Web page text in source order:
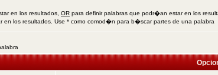
en los resultados, OR para definir palabras que podr�an estar en los
en los resultados. Use * como comod�n para b�scar partes de una palabra